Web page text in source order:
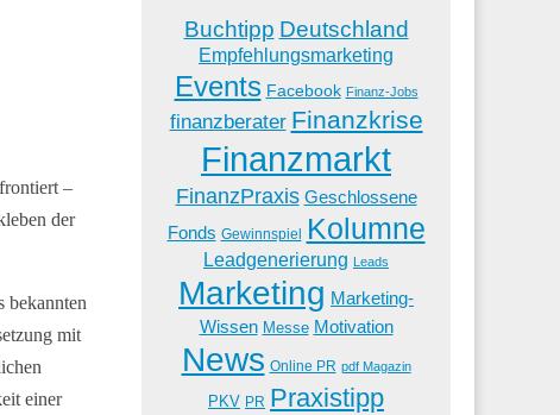
–
der
bekannten
mit
einer
Buchtipp Deutschland
Empfehlungsmarketing
Events Facebook Finanz-Jobs
finanzberater Finanzkrise
Finanzmarkt
FinanzPraxis Geschlossene
Fonds Gewinnspiel Kolumne
Leadgenerierung Leads
Marketing Marketing-
Wissen Messe Motivation
News Online PR pdf Magazin
PKV PR Praxistipp